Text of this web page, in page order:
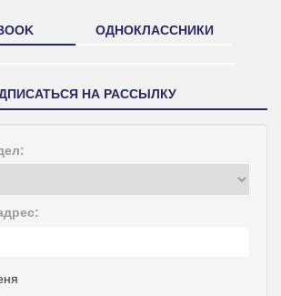
ОДНОКЛАССНИКИ
НА РАССЫЛКУ